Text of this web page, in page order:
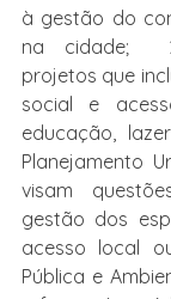
à gestão do
na cidade;
projetos que
social e
educação,
Planejamento
visam
gestão dos
acesso local
Pública e